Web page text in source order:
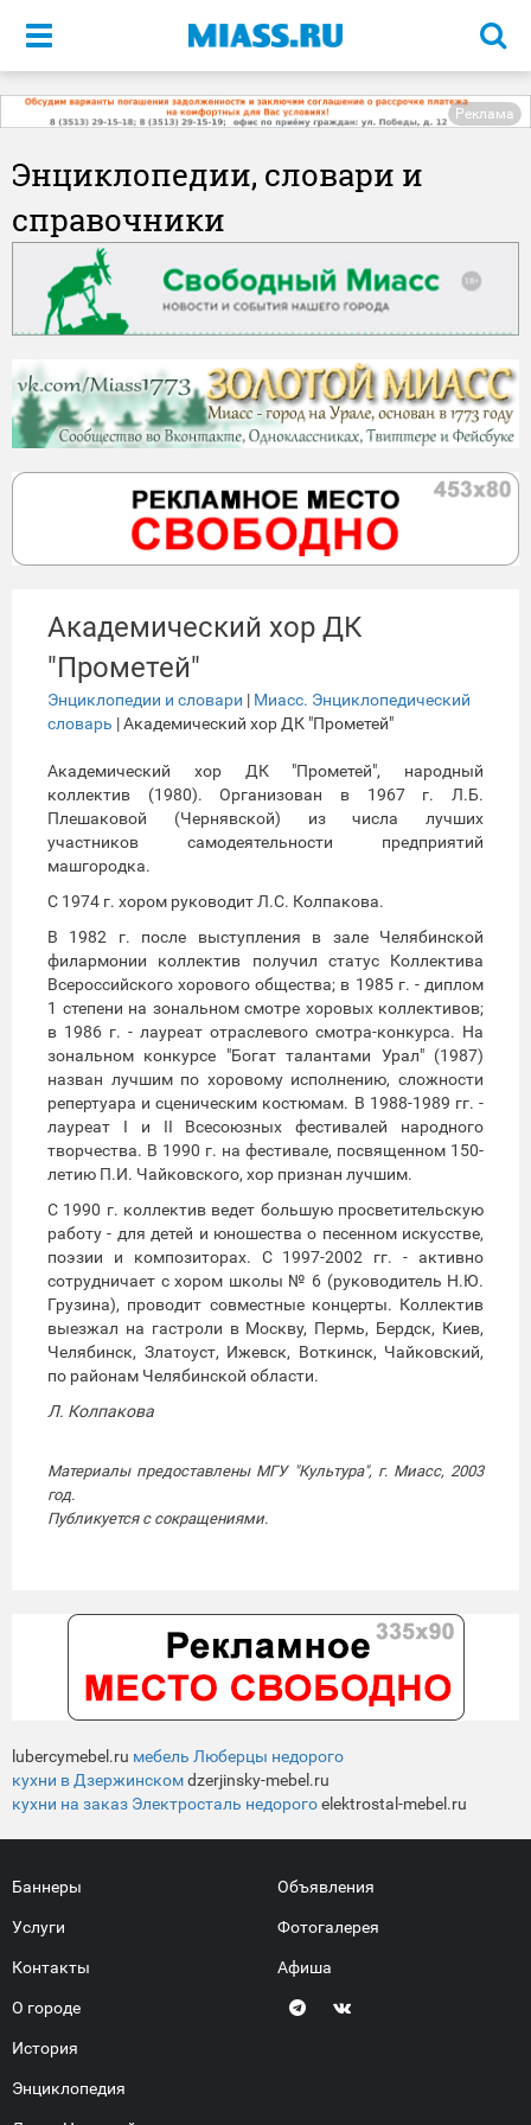
Меню
Реклама
Энциклопедии, словари и
справочники
Академический хор ДК
"Прометей"
Энциклопедии и словари | Миасс. Энциклопедический
словарь | Академический хор ДК "Прометей"
Академический хор ДК "Прометей", народный
коллектив (1980). Организован в 1967 г. Л.Б.
Плешаковой (Чернявской) из числа лучших
участников самодеятельности предприятий
машгородка.
С 1974 г. хором руководит Л.С. Колпакова.
В 1982 г. после выступления в зале Челябинской
филармонии коллектив получил статус Коллектива
Всероссийского хорового общества; в 1985 г. - диплом
1 степени на зональном смотре хоровых коллективов;
в 1986 г. - лауреат отраслевого смотра-конкурса. На
зональном конкурсе "Богат талантами Урал" (1987)
назван лучшим по хоровому исполнению, сложности
репертуара и сценическим костюмам. В 1988-1989 гг. -
лауреат I и II Всесоюзных фестивалей народного
творчества. В 1990 г. на фестивале, посвященном 150-
летию П.И. Чайковского, хор признан лучшим.
С 1990 г. коллектив ведет большую просветительскую
работу - для детей и юношества о песенном искусстве,
поэзии и композиторах. С 1997-2002 гг. - активно
сотрудничает с хором школы № 6 (руководитель Н.Ю.
Грузина), проводит совместные концерты. Коллектив
выезжал на гастроли в Москву, Пермь, Бердск, Киев,
Челябинск, Златоуст, Ижевск, Воткинск, Чайковский,
по районам Челябинской области.
Л. Колпакова
Материалы предоставлены МГУ "Культура", г. Миасс, 2003
год.
Публикуется с сокращениями.
lubercymebel.ru мебель Люберцы недорого
кухни в Дзержинскомdzerjinsky-mebel.ru
кухни на заказ Электросталь недорогоelektrostal-mebel.ru
Баннеры
Услуги
Контакты
О городе
История
Энциклопедия
Объявления
Фотогалерея
Афиша